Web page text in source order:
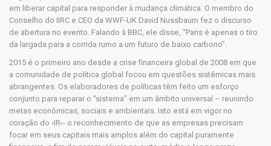
em liberar capital para responder à mudança climática. O membro do
Conselho do IIRC e CEO da WWF-UK David Nussbaum fez o discurso
de abertura no evento. Falando à BBC, ele disse, “Paris é apenas o tiro
da largada para a corrida rumo a um futuro de baixo carbono”.
2015 é o primeiro ano desde a crise financeira global de 2008 em que
a comunidade de política global focou em questões sistêmicas mais
abrangentes. Os elaboradores de políticas têm feito um esforço
conjunto para reparar o “sistema” em um âmbito universal – reunindo
metas econômicas, sociais e ambientais. Isto está em vigor no
coração do ‹IR›- o reconhecimento de que as empresas precisam
focar em seus capitais mais amplos além do capital puramente